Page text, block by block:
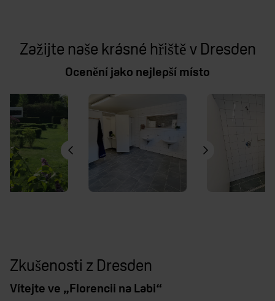
Zažijte naše krásné hřiště v Dresden
Ocenění jako nejlepší místo
Zkušenosti z Dresden
Vítejte ve „Florencii na Labi“